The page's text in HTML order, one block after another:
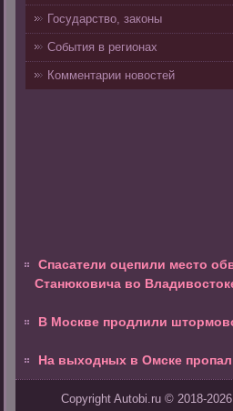
Государство, законы
События в регионах
Комментарии новостей
Спасатели оцепили место
Станюковича во
В Москве продлили
На выходных в Омске пропал
Copyright Autobi.ru © 2018-